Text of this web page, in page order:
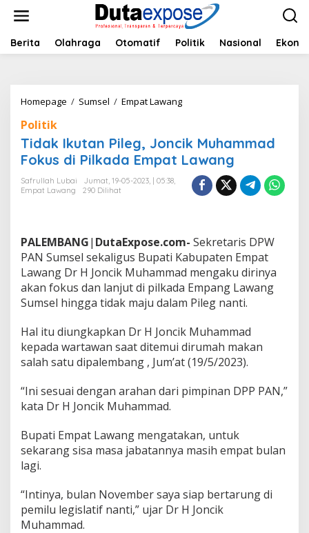
t
Berita Olahraga Otomatif Politik Nasional
Homepage / Sumsel / Empat Lawang
a
k
I
P
i
l
e
g
,
n
c
i
M
u
m
m
o
k
Politik
Tidak Ikutan Pileg, Joncik Muhammad
Fokus di Pilkada Empat Lawang
Safrullah Lubai
Jumat, 19-05-2023, | 05:38,
Empat Lawang
290 Dilihat
PALEMBANG| DutaExpose.com- Sekretaris DPW
PAN Sumsel sekaligus Bupati Kabupaten Empat
Lawang Dr H Joncik Muhammad mengaku dirinya
akan fokus dan lanjut di pilkada Empang Lawang
Sumsel hingga tidak maju dalam Pileg nanti.
Hal itu diungkapkan Dr H Joncik Muhammad
kepada wartawan saat ditemui dirumah makan
salah satu dipalembang , Jum’at (19/5/2023).
“Ini sesuai dengan arahan dari pimpinan DPP PAN,”
kata Dr H Joncik Muhammad.
Bupati Empat Lawang mengatakan, untuk
sekarang sisa masa jabatannya masih empat bulan
lagi.
“Intinya, bulan November saya siap bertarung di
pemilu legislatif nanti,” ujar Dr H Joncik
Muhammad.